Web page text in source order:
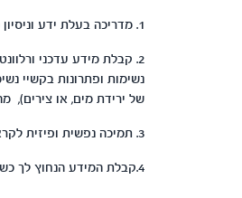
1. מדריכה בעלת ידע וניסיון (לרוב מיילדת מומחית) מנחה על קשיים ופתרונות בתהליך הלידה.
2. קבלת מידע עדכני
נשימות ופתרונות בקשיי
של ירידת מים, או צירים),
3. תמיכה נפשית ופיזית לקראת יום הלידה.
4.קבלת המידע הנחוץ לך כשאת רגועה וכשאינך חשה בכאבי לידה או בצירים. זמן לעיכול האינפורמציה.